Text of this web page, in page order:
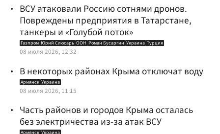
ВСУ атаковали Россию сотнями дронов.
Повреждены предприятия в Татарстане,
танкеры и «Голубой поток»
Газпром Юрий Слюсарь ООН Роман Бусаргин Украина Турция
08 июля 2026, 12:32
В некоторых районах Крыма отключат воду
Армянск Украина
08 июля 2026, 11:15
Часть районов и городов Крыма осталась
без электричества из-за атак ВСУ
Армянск Украина